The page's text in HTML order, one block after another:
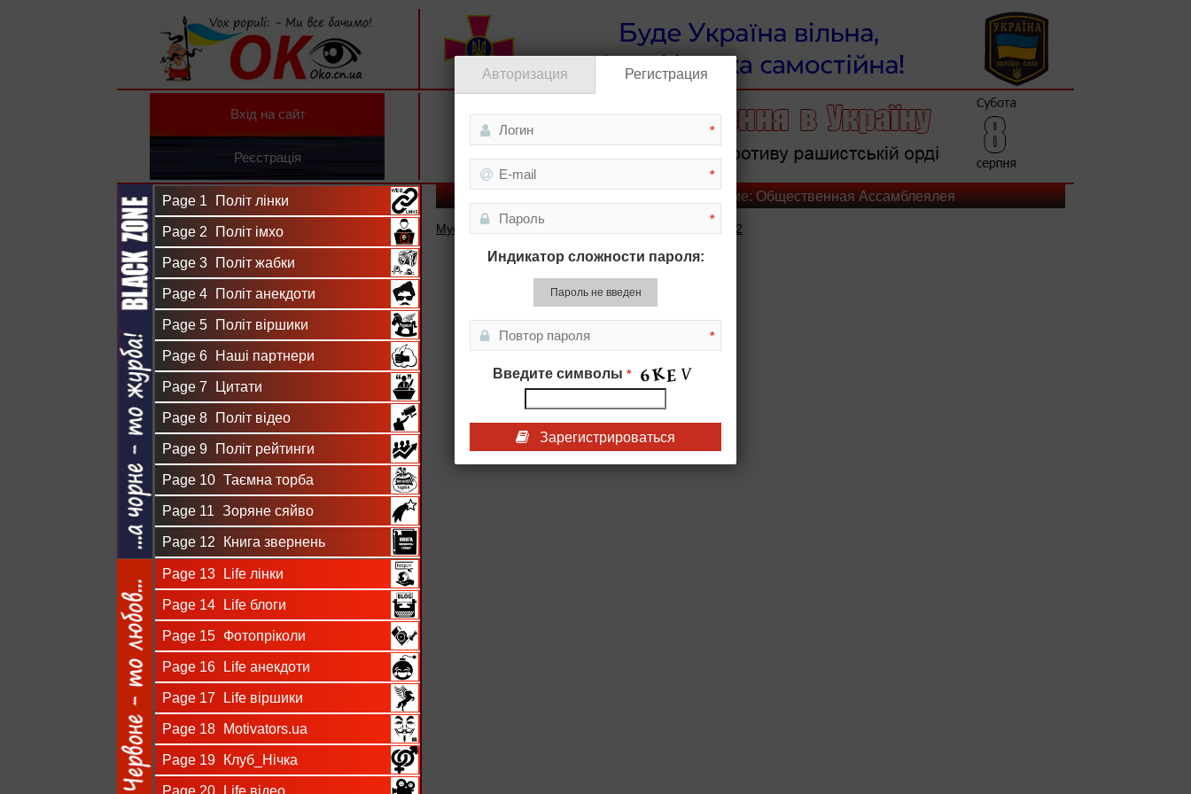
Вхід на сайт
Реєстрація
Page 1 Політ лінки
Page 2 Політ імхо
Page 3 Політ жабки
Page 4 Політ анекдоти
Page 5 Політ віршики
Page 6 Наші партнери
Page 7 Цитати
Page 8 Політ відео
Page 9 Політ рейтинги
Page 10 Таємна торба
Page 11 Зоряне сяйво
Page 12 Книга звернень
Page 13 Life лінки
Page 14 Life блоги
Page 15 Фотопріколи
Page 16 Life анекдоти
Page 17 Life віршики
Page 18 Motivators.ua
Page 19 Клуб_Нічка
Page 20 Life відео
Подборка материалов по теме: Общественная Ассамблеялея
Мусорный вопрос и «мечты розовых пони». Часть 2
Авторизация Регистрация
*
*
*
Индикатор сложности пароля:
Пароль не введен
*
Введите символы *
Зарегистрироваться